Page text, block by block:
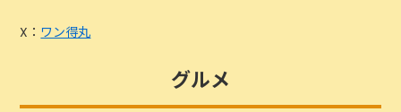
X： ワン得丸
グルメ